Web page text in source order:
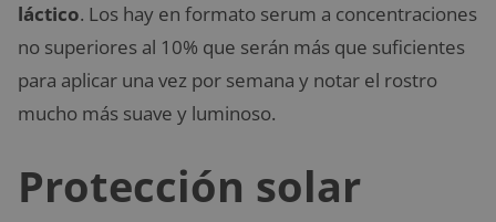
láctico. Los hay en formato serum a concentraciones
no superiores al 10% que serán más que suficientes
para aplicar una vez por semana y notar el rostro
mucho más suave y luminoso.
Protección solar